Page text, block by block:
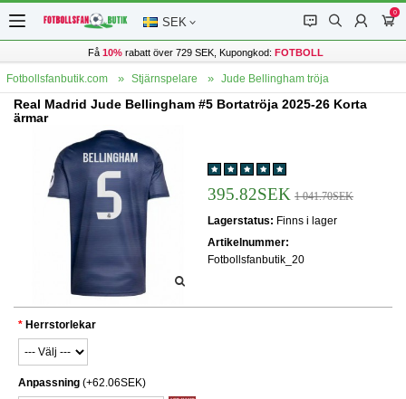
SEK 󰂱 󰂨 󰃳
0
󰃦
Få 10%rabatt över 729 SEK, Kupongkod: FOTBOLL
Fotbollsfanbutik.com Stjärnspelare Jude Bellingham tröja
Real Madrid Jude Bellingham #5 Bortatröja 2025-26 Korta
ärmar
395.82SEK 1 041.70SEK
Lagerstatus: Finns i lager
Artikelnummer:
Fotbollsfanbutik_20
Herrstorlekar
Anpassning (+62.06SEK)